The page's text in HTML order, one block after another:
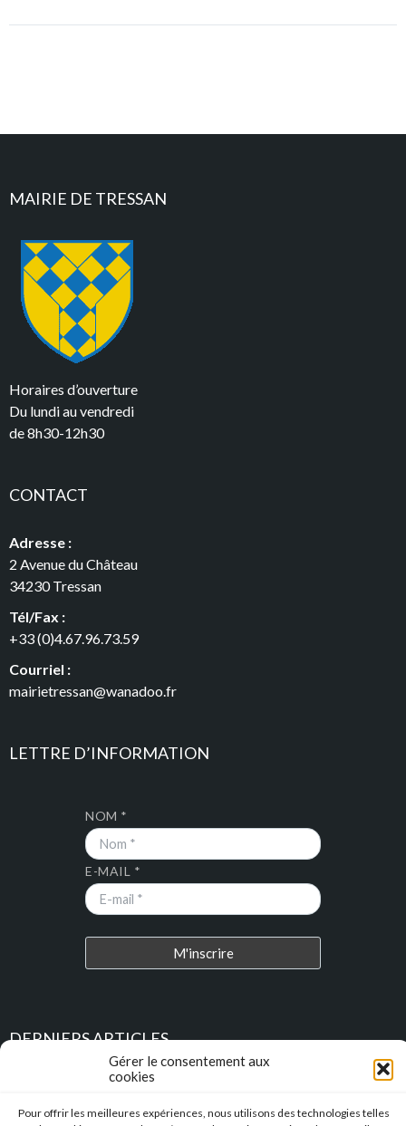
Gérer le consentement aux
cookies
Pour offrir les meilleures expériences, nous utilisons des technologies telles
MAIRIE DE TRESSAN
Horaires d’ouverture
Du lundi au vendredi
de 8h30-12h30
CONTACT
Adresse :
2 Avenue du Château
34230 Tressan
Tél/Fax :
+33 (0)4.67.96.73.59
Courriel :
mairietressan@wanadoo.fr
LETTRE D’INFORMATION
NOM *
E-MAIL *
DERNIERS ARTICLES
Place au Terroir – TRESSAN